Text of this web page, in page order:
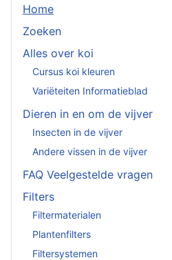
Home
Zoeken
Alles over koi
Cursus koi kleuren
Variëteiten Informatieblad
Dieren in en om de vijver
Insecten in de vijver
Andere vissen in de vijver
FAQ Veelgestelde vragen
Filters
Filtermaterialen
Plantenfilters
Filtersystemen